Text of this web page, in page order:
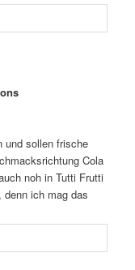
und sollen frische
Cola
noh in Tutti Frutti
ich mag das